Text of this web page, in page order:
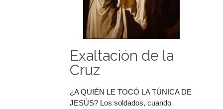
Exaltación de la
Cruz
¿A QUIÉN LE TOCÓ LA TÚNICA DE
JESÚS? Los soldados, cuando